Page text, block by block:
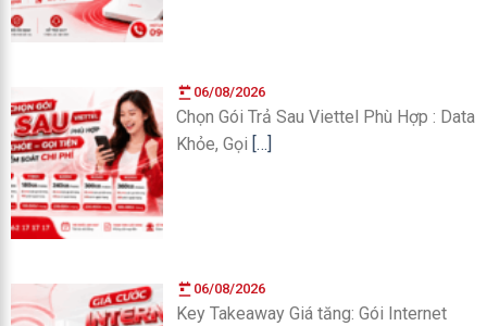
06/08/2026
Chọn Gói Trả Sau Viettel Phù Hợp : Data
Khỏe, Gọi […]
06/08/2026
Key Takeaway Giá tăng: Gói Internet